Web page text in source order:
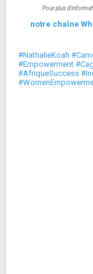
Pour plus
notre chaîne
#NathalieKoah
#Empowerment
#AfriqueSuccess